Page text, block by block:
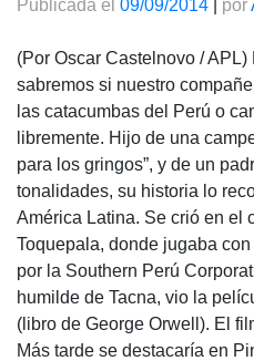
Publicada el 09/09/2014 por
(Por Oscar Castelnovo /
sabremos si nuestro
las catacumbas del Perú o
libremente. Hijo de una
para los gringos”, y de un
tonalidades, su historia lo
América Latina. Se crió en el
Toquepala, donde jugaba
por la Southern Perú
humilde de Tacna, vio la
(libro de George Orwell). El
Más tarde se destacaría en